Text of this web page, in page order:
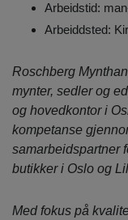
Arbeidstid:
Arbeiddsted:
Roschberg
mynter, sedler og
og hovedkontor i
kompetanse
samarbeidspartner
butikker i Oslo og
Med fokus på